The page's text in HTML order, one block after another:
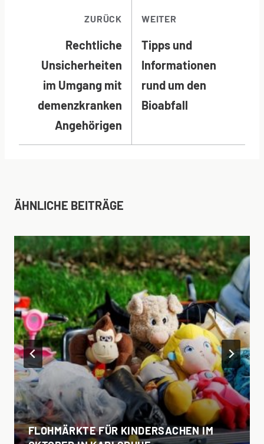
ZURÜCK
Rechtliche
Unsicherheiten
im Umgang mit
demenzkranken
Angehörigen
WEITER
Tipps und
Informationen
rund um den
Bioabfall
ÄHNLICHE BEITRÄGE
FLOHMÄRKTE FÜR KINDERSACHEN IM